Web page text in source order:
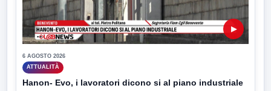
▶
6 AGOSTO 2026
ATTUALITÀ
Hanon- Evo, i lavoratori dicono si al piano industriale